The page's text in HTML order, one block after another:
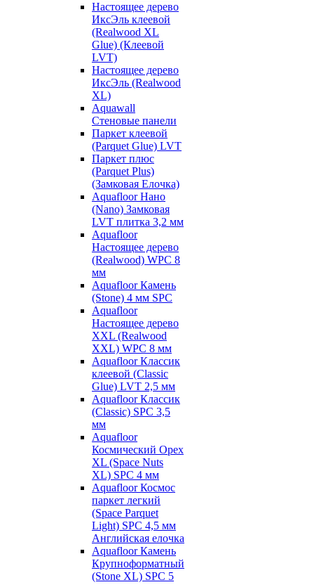
Настоящее дерево
ИксЭль клеевой
(Realwood XL
Glue) (Клеевой
LVT)
Настоящее дерево
ИксЭль (Realwood
XL)
Aquawall
Стеновые панели
Паркет клеевой
(Parquet Glue) LVT
Паркет плюс
(Parquet Plus)
(Замковая Елочка)
Aquafloor Нано
(Nano) Замковая
LVT плитка 3,2 мм
Aquafloor
Настоящее дерево
(Realwood) WPC 8
мм
Aquafloor Камень
(Stone) 4 мм SPC
Aquafloor
Настоящее дерево
XXL (Realwood
XXL) WPC 8 мм
Aquafloor Классик
клеевой (Classic
Glue) LVT 2,5 мм
Aquafloor Классик
(Classic) SPC 3,5
мм
Aquafloor
Космический Орех
XL (Space Nuts
XL) SPC 4 мм
Aquafloor Космос
паркет легкий
(Space Parquet
Light) SPC 4,5 мм
Английская елочка
Aquafloor Камень
Крупноформатный
(Stone XL) SPC 5